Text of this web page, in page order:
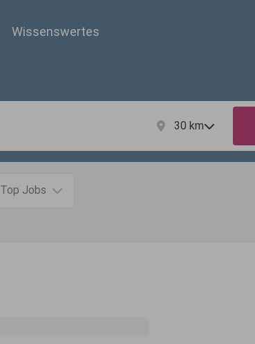
Wissenswertes
30 km
Top Jobs